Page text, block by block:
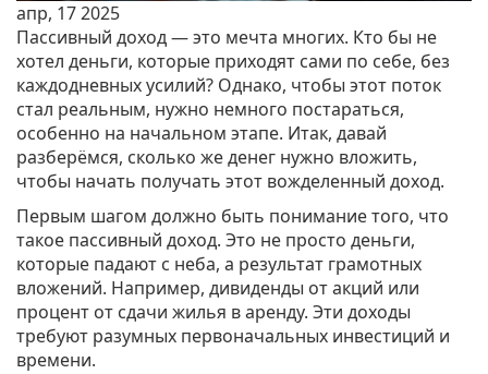
апр, 17 2025
Пассивный доход — это мечта многих. Кто бы не
хотел деньги, которые приходят сами по себе, без
каждодневных усилий? Однако, чтобы этот поток
стал реальным, нужно немного постараться,
особенно на начальном этапе. Итак, давай
разберёмся, сколько же денег нужно вложить,
чтобы начать получать этот вожделенный доход.
Первым шагом должно быть понимание того, что
такое пассивный доход. Это не просто деньги,
которые падают с неба, а результат грамотных
вложений. Например, дивиденды от акций или
процент от сдачи жилья в аренду. Эти доходы
требуют разумных первоначальных инвестиций и
времени.